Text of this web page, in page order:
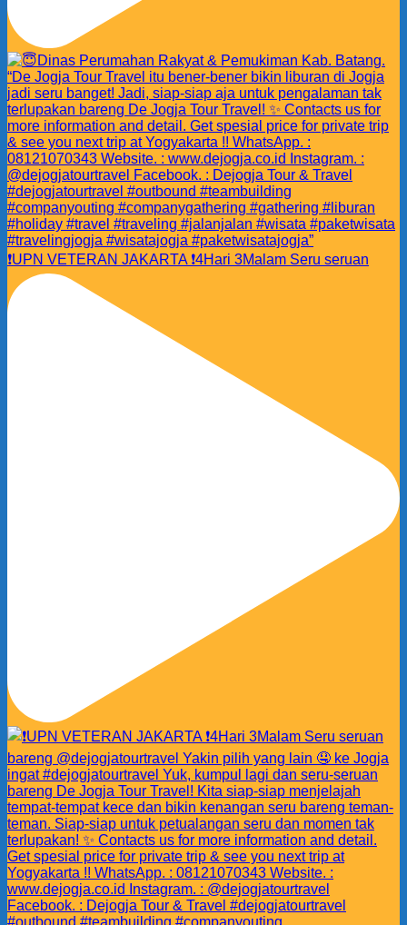
❗️UPN VETERAN JAKARTA ❗️4Hari 3Malam Seru seruan